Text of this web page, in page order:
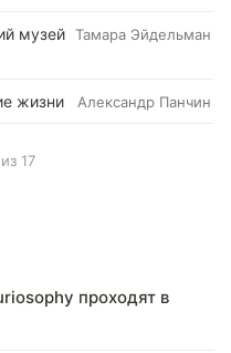
музей Тамара Эйдельман
жизни Александр Панчин
17
проходят в